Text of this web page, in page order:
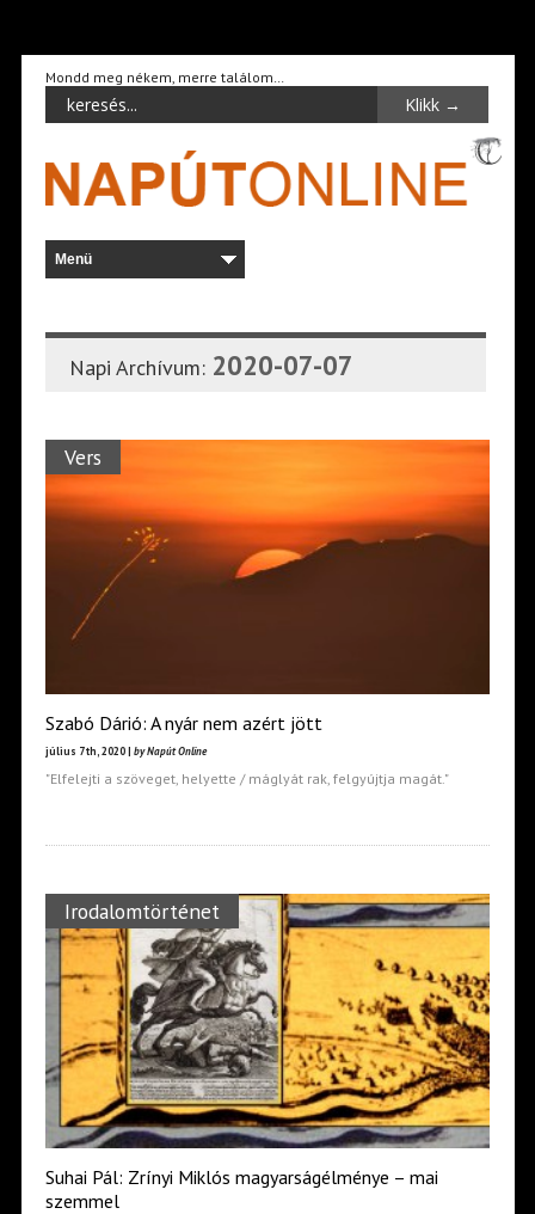
Mondd meg nékem, merre találom…
Napi Archívum: 2020-07-07
Vers
Szabó Dárió: A nyár nem azért jött
július 7th, 2020 | by Napút Online
"Elfelejti a szöveget, helyette / máglyát rak, felgyújtja magát."
Irodalomtörténet
Suhai Pál: Zrínyi Miklós magyarságélménye – mai
szemmel